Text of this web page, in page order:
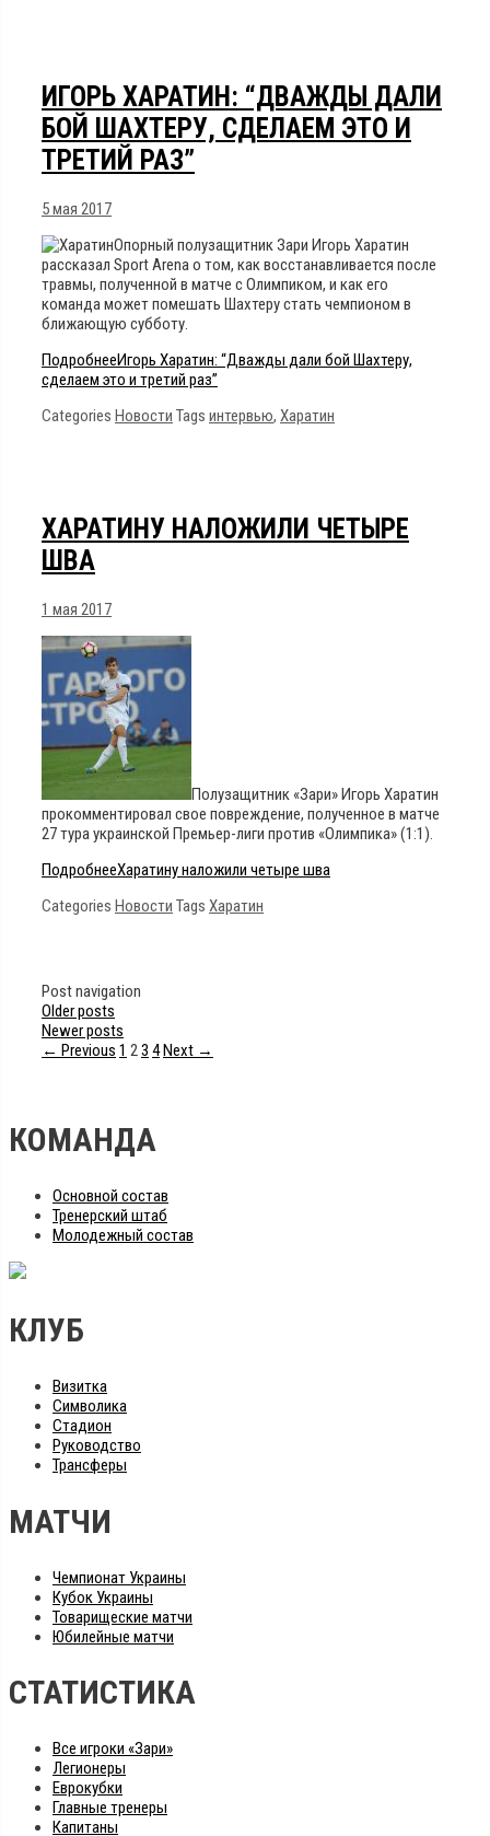
ИГОРЬ ХАРАТИН: “ДВАЖДЫ ДАЛИ
БОЙ ШАХТЕРУ, СДЕЛАЕМ ЭТО И
ТРЕТИЙ РАЗ”
5 мая 2017
Опорный полузащитник Зари Игорь Харатин
рассказал Sport Arena о том, как восстанавливается после
травмы, полученной в матче с Олимпиком, и как его
команда может помешать Шахтеру стать чемпионом в
ближающую субботу.
ПодробнееИгорь Харатин: “Дважды дали бой Шахтеру,
сделаем это и третий раз”
Categories Новости Tags интервью, Харатин
ХАРАТИНУ НАЛОЖИЛИ ЧЕТЫРЕ
ШВА
1 мая 2017
Полузащитник «Зари» Игорь Харатин
прокомментировал свое повреждение, полученное в матче
27 тура украинской Премьер-лиги против «Олимпика» (1:1).
ПодробнееХаратину наложили четыре шва
Categories Новости Tags Харатин
Post navigation
Older posts
Newer posts
← Previous 1 23 4Next →
КОМАНДА
Основной состав
Тренерский штаб
Молодежный состав
КЛУБ
Визитка
Символика
Стадион
Руководство
Трансферы
МАТЧИ
Чемпионат Украины
Кубок Украины
Товарищеские матчи
Юбилейные матчи
СТАТИСТИКА
Все игроки «Зари»
Легионеры
Еврокубки
Главные тренеры
Капитаны